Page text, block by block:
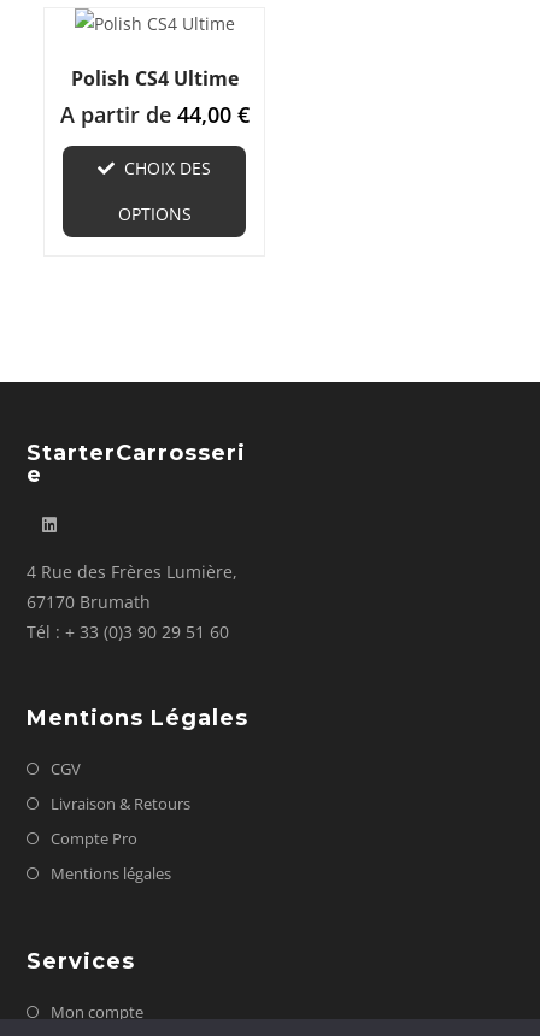
Polish CS4 Ultime
A partir de 44,00 €
CHOIX DES
OPTIONS
StarterCarrosseri
E
4 Rue des Frères Lumière,
67170 Brumath
Tél : + 33 (0)3 90 29 51 60
Mentions Légales
CGV
Livraison & Retours
Compte Pro
Mentions légales
Services
Mon compte